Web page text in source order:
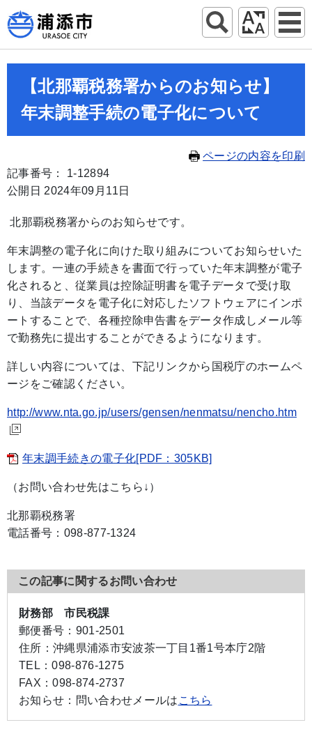
【北那覇税務署からのお知らせ】
年末調整手続の電子化について
ページの内容を印刷
記事番号： 1-12894
公開日 2024年09月11日
北那覇税務署からのお知らせです。
年末調整の電子化に向けた取り組みについてお知らせいた
します。一連の手続きを書面で行っていた年末調整が電子
化されると、従業員は控除証明書を電子データで受け取
り、当該データを電子化に対応したソフトウェアにインポ
ートすることで、各種控除申告書をデータ作成しメール等
で勤務先に提出することができるようになります。
詳しい内容については、下記リンクから国税庁のホームペ
ージをご確認ください。
http://www.nta.go.jp/users/gensen/nenmatsu/nencho.htm
年末調手続きの電子化[PDF：305KB]
（お問い合わせ先はこちら↓）
北那覇税務署
電話番号：098-877-1324
この記事に関するお問い合わせ
財務部 市民税課
郵便番号： 901-2501
住所： 沖縄県浦添市安波茶一丁目1番1号本庁2階
TEL：098-876-1275
FAX：098-874-2737
お知らせ： 問い合わせメールは こちら